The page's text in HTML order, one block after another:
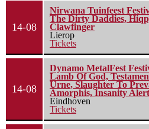
14-08
Nirwana Tuinfeest
The Dirty Daddies,
Clawfinger
Lierop
Tickets
14-08
Dynamo MetalFest
Lamb Of God,
Urne, Slaughter To
Amorphis, Insanity
Eindhoven
Tickets